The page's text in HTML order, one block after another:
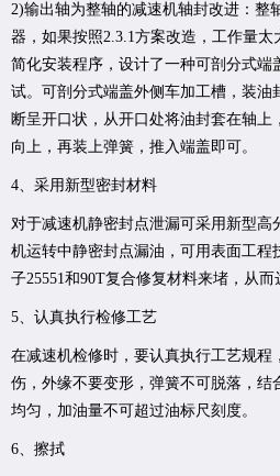
2)输出轴为整轴的减速机轴封改进：整
器，如果按照2.3.1方案改造，工作量太
简化安装程序，设计了一种可剖分式端
试。可剖分式端盖外侧车加工槽，装油
断呈开口状，从开口处将油封套在轴上
向上，再装上弹簧，推入端盖即可。
4、采用新型密封材料
对于减速机静密封点泄漏可采用新型高
机运转中静密封点漏油，可用表面工程
子25551和90T复合修复材料来堵，从而
5、认真执行检修工艺
在减速机检修时，要认真执行工艺规程
伤，外缘不要变形，弹簧不可脱落，结
均匀，加油量不可超过油标尺刻度。
6、擦拭